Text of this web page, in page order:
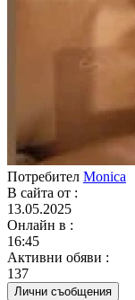
Потребител Monica
В сайта от :
13.05.2025
Онлайн в :
16:45
Активни обяви :
137
Лични съобщения